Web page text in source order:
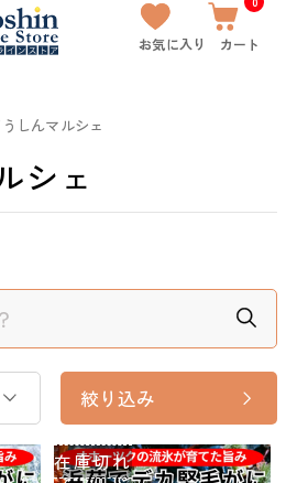
お気に入り カート
うしんマルシェ
シェ
絞り込み
在庫切れ